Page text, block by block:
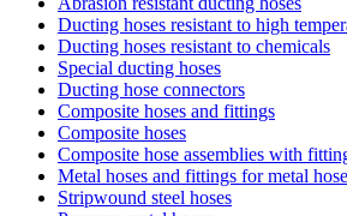
Ducting hoses resistant to high
Ducting hoses resistant to chemicals
Special ducting hoses
Ducting hose connectors
Composite hoses and fittings
Composite hoses
Composite hose assemblies with
Metal hoses and fittings for metal
Stripwound steel hoses